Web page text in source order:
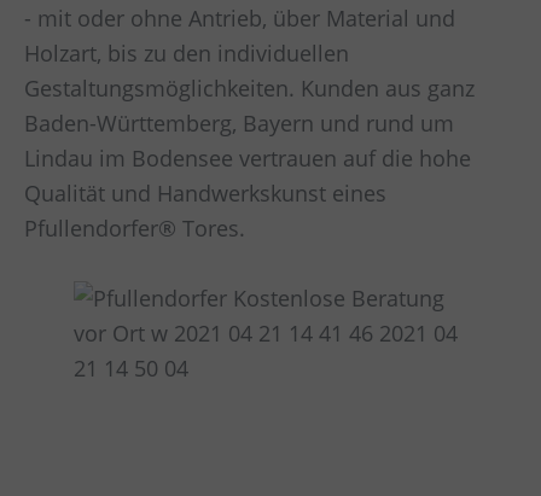
- mit oder ohne Antrieb, über Material und
Holzart, bis zu den individuellen
Gestaltungsmöglichkeiten. Kunden aus ganz
Baden-Württemberg, Bayern und rund um
Lindau im Bodensee vertrauen auf die hohe
Qualität und Handwerkskunst eines
Pfullendorfer® Tores.